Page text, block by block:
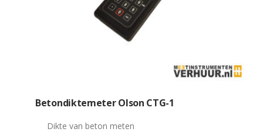
Betondiktemeter Olson CTG-1
Dikte van beton meten